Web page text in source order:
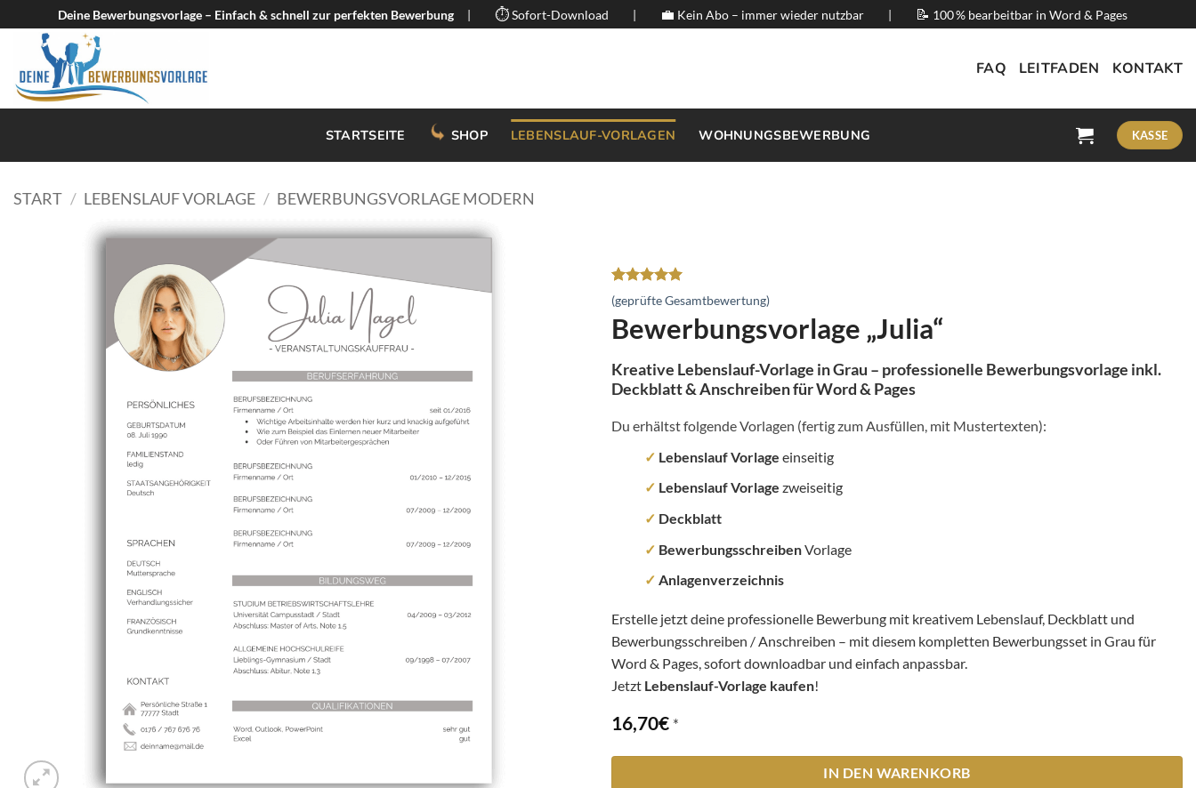
Inhalt
springen
Deine Bewerbungsvorlage – Einfach & schnell zur perfekten Bewerbung | ⏱️Sofort-Download | 💼 Kein Abo – immer wieder nutzbar | 📝 100 % bearbeitbar in Word & Pages
FAQ LEITFADEN KONTAKT
STARTSEITE SHOP LEBENSLAUF-VORLAGEN WOHNUNGSBEWERBUNG KASSE
START / LEBENSLAUF VORLAGE / BEWERBUNGSVORLAGE MODERN
Bewertet
mit5von
5, basierend
auf
26
(geprüfte Gesamtbewertung)
Bewerbungsvorlage „Julia“
Kreative Lebenslauf-Vorlage in Grau – professionelle Bewerbungsvorlage inkl.
Deckblatt & Anschreiben für Word & Pages
Du erhältst folgende Vorlagen (fertig zum Ausfüllen, mit Mustertexten):
✓ Lebenslauf Vorlage einseitig
✓ Lebenslauf Vorlage zweiseitig
✓ Deckblatt
✓ BewerbungsschreibenVorlage
✓ Anlagenverzeichnis
Erstelle jetzt deine professionelle Bewerbung mit kreativem Lebenslauf, Deckblatt und
Bewerbungsschreiben / Anschreiben – mit diesem kompletten Bewerbungsset in Grau für
Word & Pages, sofort downloadbar und einfach anpassbar.
Jetzt Lebenslauf-Vorlage kaufen!
16,70€ *
IN DEN WARENKORB